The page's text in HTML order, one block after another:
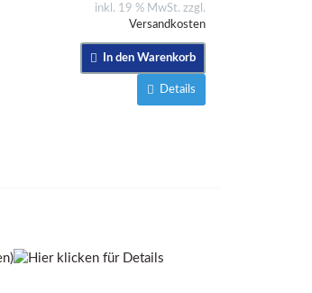
inkl. 19 % MwSt. zzgl.
Versandkosten
In den Warenkorb
Details